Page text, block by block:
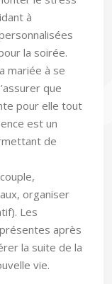
à
la soirée.
mariée à se
que
pour elle tout
est un
de
organiser
Les
après
la suite de la
vie.